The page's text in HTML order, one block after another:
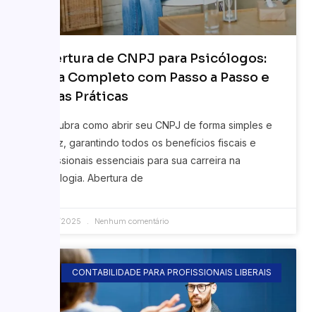
Abertura de CNPJ para Psicólogos:
Guia Completo com Passo a Passo e
Dicas Práticas
Descubra como abrir seu CNPJ de forma simples e
eficaz, garantindo todos os benefícios fiscais e
profissionais essenciais para sua carreira na
psicologia. Abertura de
23/06/2025 Nenhum comentário
CONTABILIDADE PARA PROFISSIONAIS LIBERAIS